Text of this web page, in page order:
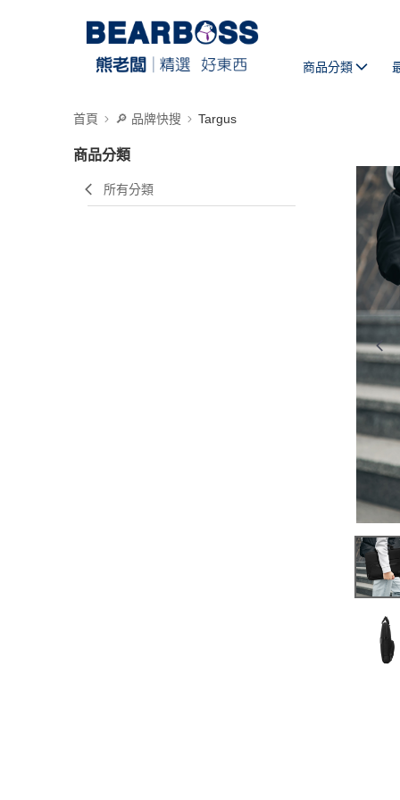
商品分類
首頁 🔎 品牌快搜 Targus
商品分類
所有分類